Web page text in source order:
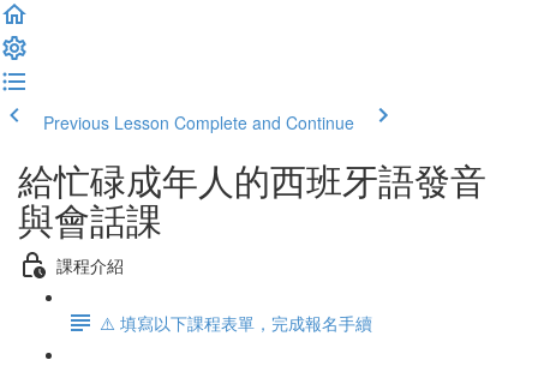
Previous Lesson Complete and Continue
給忙碌成年人的西班牙語發音
與會話課
課程介紹
⚠️ 填寫以下課程表單，完成報名手續